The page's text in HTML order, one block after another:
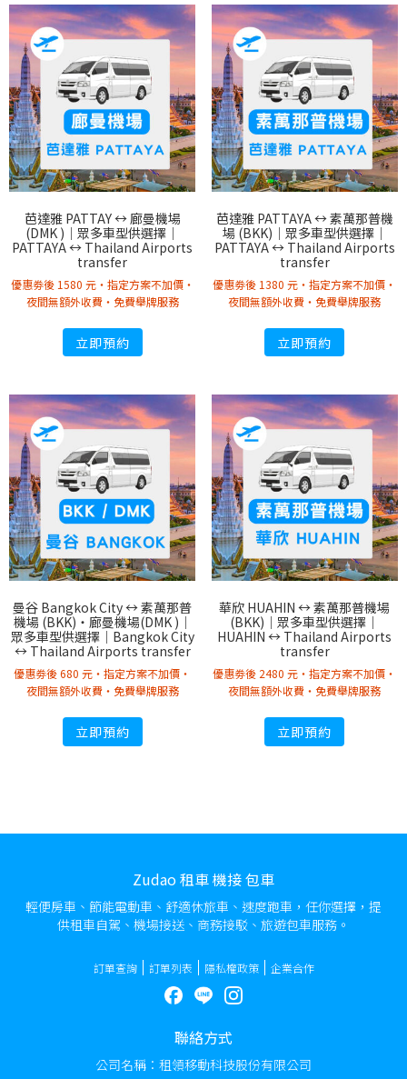
芭達雅 PATTAY ↔︎ 廊曼機場
(DMK )｜眾多車型供選擇｜
PATTAYA ↔︎ Thailand Airports
transfer
優惠劵後 1580 元・指定方案不加價・
夜間無額外收費・免費舉牌服務
立即預約
芭達雅 PATTAYA ↔︎ 素萬那普機
場 (BKK)｜眾多車型供選擇｜
PATTAYA ↔︎ Thailand Airports
transfer
優惠劵後 1380 元・指定方案不加價・
夜間無額外收費・免費舉牌服務
立即預約
曼谷 Bangkok City ↔︎ 素萬那普
機場 (BKK)・廊曼機場(DMK )｜
眾多車型供選擇｜Bangkok City
↔︎ Thailand Airports transfer
優惠劵後 680 元・指定方案不加價・
夜間無額外收費・免費舉牌服務
立即預約
華欣 HUAHIN ↔︎ 素萬那普機場
(BKK)｜眾多車型供選擇｜
HUAHIN ↔︎ Thailand Airports
transfer
優惠劵後 2480 元・指定方案不加價・
夜間無額外收費・免費舉牌服務
立即預約
Zudao 租車 機接 包車
輕便房車、節能電動車、舒適休旅車、速度跑車，任你選擇，提
供租車自駕、機場接送、商務接駁、旅遊包車服務。
訂單查詢 訂單列表 隱私權政策 企業合作
聯絡方式
公司名稱：租領移動科技股份有限公司